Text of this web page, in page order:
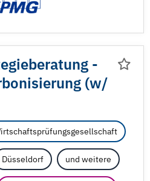
-
(w/
Düsseldorf und weitere